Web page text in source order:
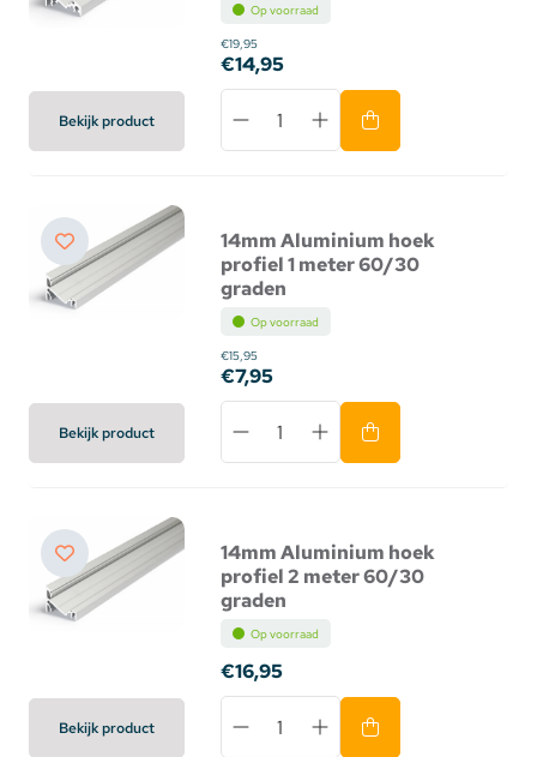
Bekijk product
Op voorraad
€19,95
€14,95
Bekijk product
14mm Aluminium hoek
profiel 1 meter 60/30
graden
Op voorraad
€15,95
€7,95
Bekijk product
14mm Aluminium hoek
profiel 2 meter 60/30
graden
Op voorraad
€16,95